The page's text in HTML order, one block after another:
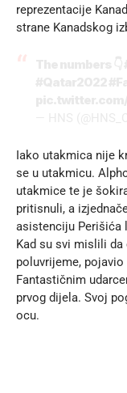
reprezentacije
strane Kanadskog
Iako utakmica nije
se u utakmicu.
utakmice te je
pritisnuli, a
asistenciju Perišića
Kad su svi mislili
poluvrijeme,
Fantastičnim
prvog dijela. Svoj
ocu.